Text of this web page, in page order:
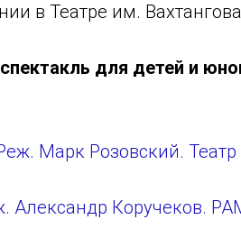
в Театре им.
для детей и
Марк Розовский. Театр
Александр Коручеков.